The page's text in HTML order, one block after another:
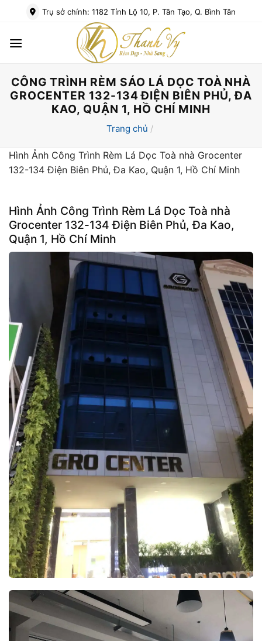
dung
Trụ sở chính: 1182 Tỉnh Lộ 10, P. Tân Tạo, Q. Bình Tân
CÔNG TRÌNH RÈM SÁO LÁ DỌC TOÀ NHÀ
GROCENTER 132-134 ĐIỆN BIÊN PHỦ, ĐA
KAO, QUẬN 1, HỒ CHÍ MINH
Trang chủ /
Hình Ảnh Công Trình Rèm Lá Dọc Toà nhà Grocenter
132-134 Điện Biên Phủ, Đa Kao, Quận 1, Hồ Chí Minh
Hình Ảnh Công Trình Rèm Lá Dọc Toà nhà
Grocenter 132-134 Điện Biên Phủ, Đa Kao,
Quận 1, Hồ Chí Minh